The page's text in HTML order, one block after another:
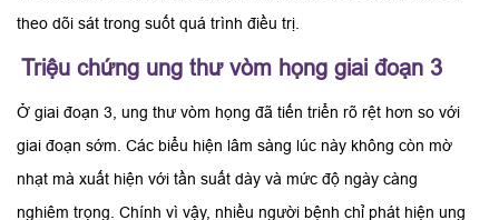
theo dõi sát trong suốt quá trình điều trị.
Triệu chứng ung thư vòm họng giai đoạn 3
Ở giai đoạn 3, ung thư vòm họng đã tiến triển rõ rệt hơn so với
giai đoạn sớm. Các biểu hiện lâm sàng lúc này không còn mờ
nhạt mà xuất hiện với tần suất dày và mức độ ngày càng
nghiêm trọng. Chính vì vậy, nhiều người bệnh chỉ phát hiện ung